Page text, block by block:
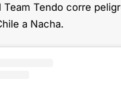
Team Tendo corre
a Nacha.